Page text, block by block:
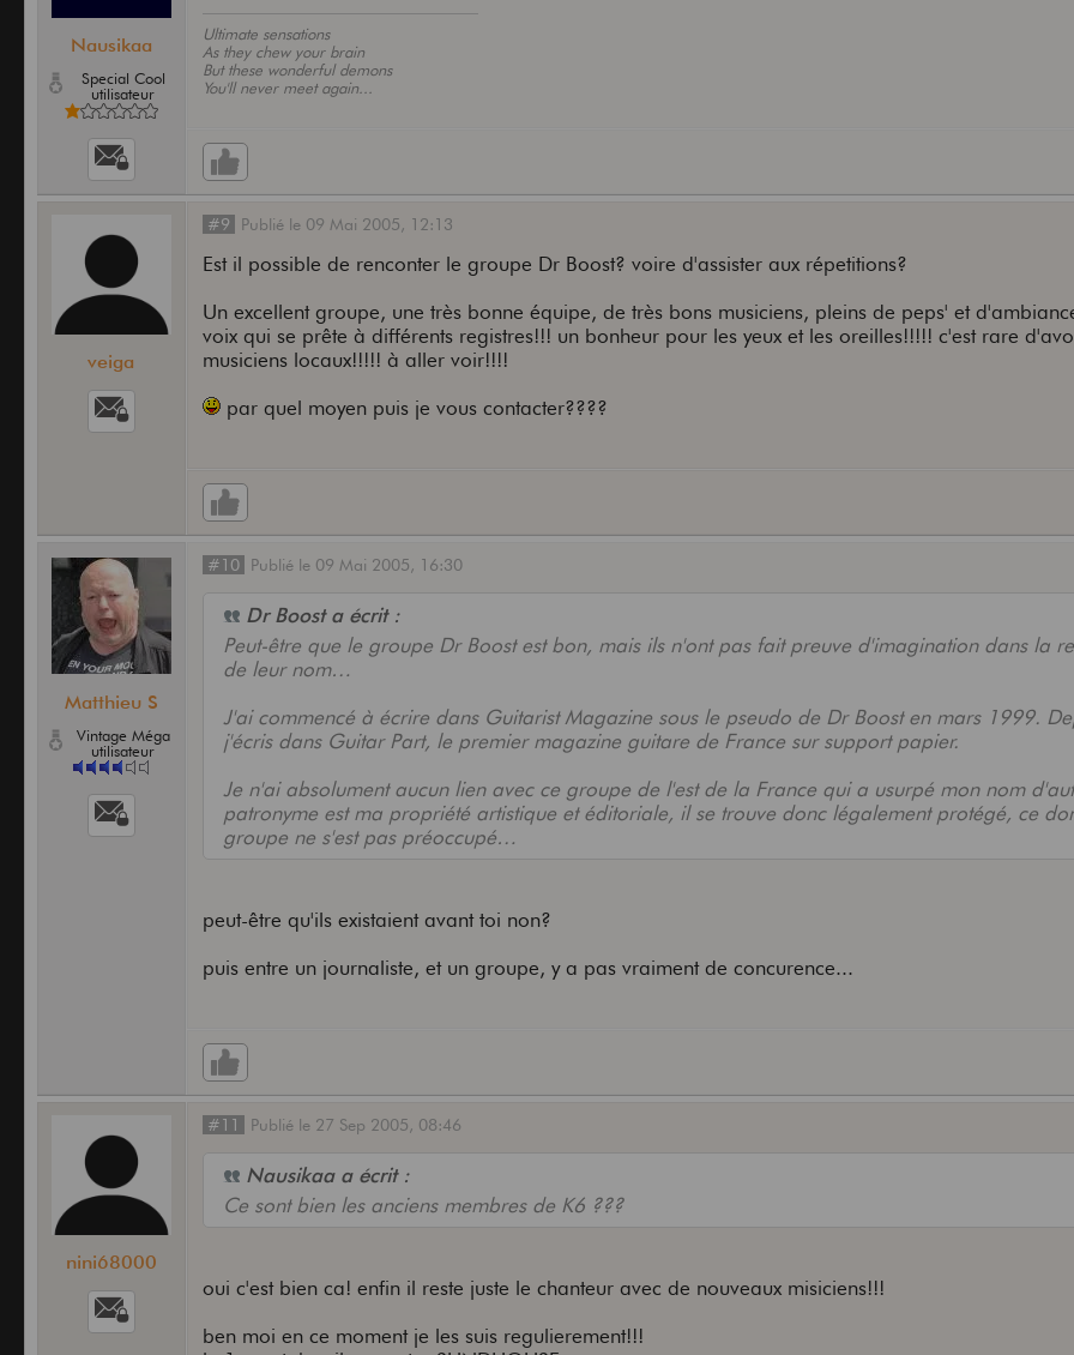
Nausikaa
Special Cool
utilisateur
Ultimate sensations
As they chew your brain
But these wonderful demons
You'll never meet again...
veiga
#9 Publié le 09 Mai 2005, 12:13
Est il possible de renconter le groupe Dr Boost? voire d'assister aux répetitions?
Un excellent groupe, une très bonne équipe, de très bons musiciens, pleins de peps' et
voix qui se prête à différents registres!!! un bonheur pour les yeux et les oreilles!!!!! c'est rare
musiciens locaux!!!!! à aller voir!!!!
par quel moyen puis je vous contacter????
Matthieu S
Vintage Méga
utilisateur
#10 Publié le 09 Mai 2005, 16:30
Dr Boost a écrit :
Peut-être que le groupe Dr Boost est bon, mais ils n'ont pas fait preuve d'imagination dans la
de leur nom…
J'ai commencé à écrire dans Guitarist Magazine sous le pseudo de Dr Boost en mars 1999.
j'écris dans Guitar Part, le premier magazine guitare de France sur support papier.
Je n'ai absolument aucun lien avec ce groupe de l'est de la France qui a usurpé mon nom
patronyme est ma propriété artistique et éditoriale, il se trouve donc légalement protégé, ce
groupe ne s'est pas préoccupé…
peut-être qu'ils existaient avant toi non?
puis entre un journaliste, et un groupe, y a pas vraiment de concurence...
nini68000
#11 Publié le 27 Sep 2005, 08:46
Nausikaa a écrit :
Ce sont bien les anciens membres de K6 ???
oui c'est bien ca! enfin il reste juste le chanteur avec de nouveaux misiciens!!!
ben moi en ce moment je les suis regulierement!!!